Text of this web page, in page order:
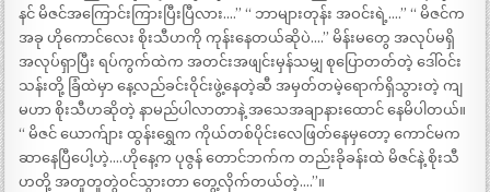
နင် မိဇင်အကြောင်းကြားပြီးပြီလား….” “ ဘာများတုန်း အဝင်းရဲ့….” “ မိဇင်က
အခု ဟိုကောင်လေး စိုးသီဟကို ကုန်းနေတယ်ဆိုပဲ….” မိန်းမတွေ အလုပ်မရှိ
အလုပ်ရှာပြီး ရပ်ကွက်ထဲက အတင်းအဖျင်းမှန်သမျှ စုပြောတတ်တဲ့ ဒေါ်ဝင်း
သန်းတို့ ခြံထဲမှာ နေ့လည်ခင်းဝိုင်းဖွဲ့နေတဲ့ဆီ အမှတ်တမဲ့ရောက်ရှိသွားတဲ့ ကျ
မဟာ စိုးသီဟဆိုတဲ့ နာမည်ပါလာတာနဲ့ အသေအချာနားထောင် နေမိပါတယ်။
“ မိဇင် ယောက်ျား ထွန်းရွှေက ကိုယ်တစ်ပိုင်းလေဖြတ်နေမှတော့ ကောင်မက
ဆာနေပြီပေါ့ဟဲ့….ဟိုနေ့က ပုဇွန် တောင်ဘက်က တည်းခိုခန်းထဲ မိဇင်နဲ့ စိုးသီ
ဟတို့ အတူတူတွဲဝင်သွားတာ တွေ့လိုက်တယ်တဲ့….”။